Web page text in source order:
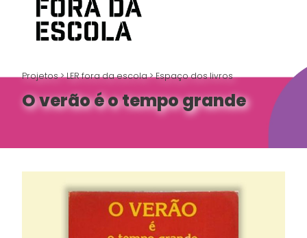
Projetos>LER fora da escola>Espaço dos livros
O verão é o tempo grande